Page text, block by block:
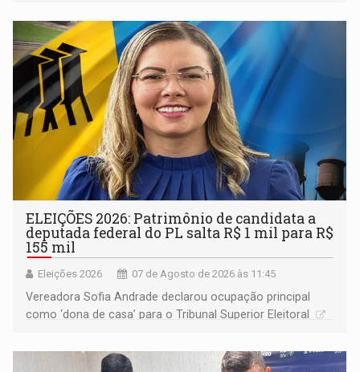
ELEIÇÕES 2026: Patrimônio de candidata a
deputada federal do PL salta R$ 1 mil para R$
155 mil
Eleições 2026 07 de Agosto de 2026 às 11:45
Vereadora Sofia Andrade declarou ocupação principal
como ‘dona de casa’ para o Tribunal Superior Eleitoral